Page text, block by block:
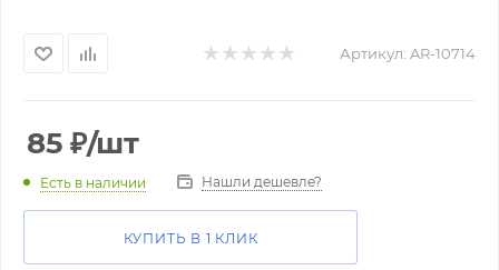
Артикул: AR-10714
85 ₽/шт
Есть в наличии Нашли дешевле?
КУПИТЬ В 1 КЛИК